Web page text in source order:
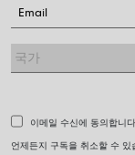
이메일 수신에 동의합니
언제든지 구독을 취소할 수